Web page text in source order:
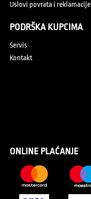
Uslovi povrata i reklamacije
PODRŠKA KUPCIMA
Servis
Kontakt
ONLINE PLAĆANJE